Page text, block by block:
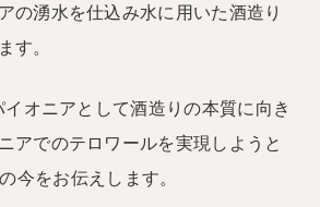
の湧水を仕込み水に用いた酒造り
す。
イオニアとして酒造りの本質に向き
アでのテロワールを実現しようと
今をお伝えします。